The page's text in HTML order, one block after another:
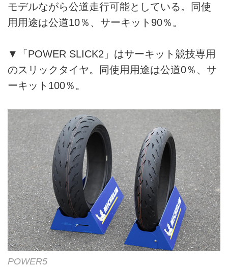
モデルながら公道走行可能としている。同使
用用途は公道10％、サーキット90％。
▼「POWER SLICK2」はサーキット競技専用
のスリックタイヤ。同使用用途は公道0％、サ
ーキット100％。
POWER5